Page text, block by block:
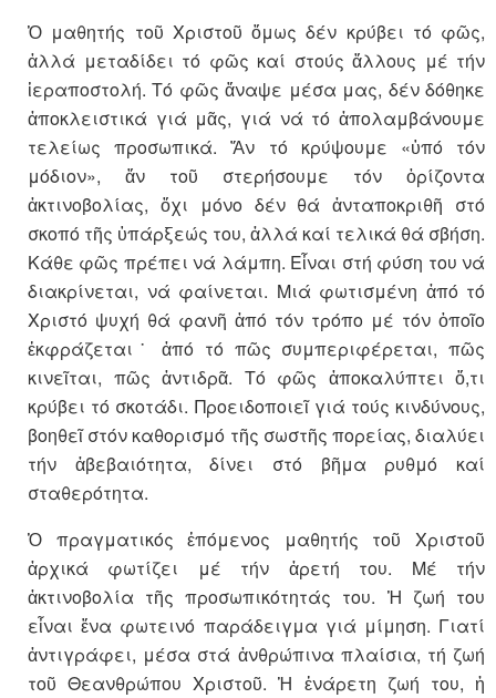
Ὁ μαθητής τοῦ Χριστοῦ ὅμως δέν κρύβει τό φῶς,
ἀλλά μεταδίδει τό φῶς καί στούς ἄλλους μέ τήν
ἱεραποστολή. Τό φῶς ἄναψε μέσα μας, δέν δόθηκε
ἀποκλειστικά γιά μᾶς, γιά νά τό ἀπολαμβάνουμε
τελείως προσωπικά. Ἄν τό κρύψουμε «ὑπό τόν
μόδιον», ἄν τοῦ στερήσουμε τόν ὁρίζοντα
ἀκτινοβολίας, ὄχι μόνο δέν θά ἀνταποκριθῆ στό
σκοπό τῆς ὑπάρξεώς του, ἀλλά καί τελικά θά σβήση.
Κάθε φῶς πρέπει νά λάμπη. Εἶναι στή φύση του νά
διακρίνεται, νά φαίνεται. Μιά φωτισμένη ἀπό τό
Χριστό ψυχή θά φανῆ ἀπό τόν τρόπο μέ τόν ὁποῖο
ἐκφράζεται˙ ἀπό τό πῶς συμπεριφέρεται, πῶς
κινεῖται, πῶς ἀντιδρᾶ. Τό φῶς ἀποκαλύπτει ὅ,τι
κρύβει τό σκοτάδι. Προειδοποιεῖ γιά τούς κινδύνους,
βοηθεῖ στόν καθορισμό τῆς σωστῆς πορείας, διαλύει
τήν ἀβεβαιότητα, δίνει στό βῆμα ρυθμό καί
σταθερότητα.
Ὁ πραγματικός ἑπόμενος μαθητής τοῦ Χριστοῦ
ἀρχικά φωτίζει μέ τήν ἀρετή του. Μέ τήν
ἀκτινοβολία τῆς προσωπικότητάς του. Ἡ ζωή του
εἶναι ἕνα φωτεινό παράδειγμα γιά μίμηση. Γιατί
ἀντιγράφει, μέσα στά ἀνθρώπινα πλαίσια, τή ζωή
τοῦ Θεανθρώπου Χριστοῦ. Ἡ ἐνάρετη ζωή του, ἡ